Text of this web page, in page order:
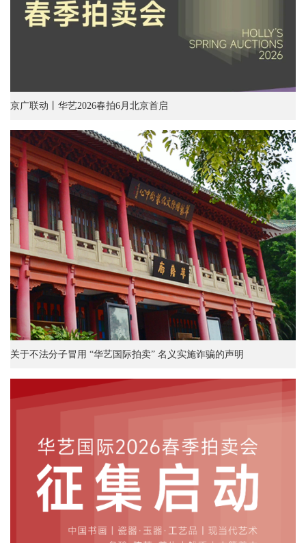
京广联动丨华艺2026春拍6月北京首启
关于不法分子冒用 “华艺国际拍卖” 名义实施诈骗的声明